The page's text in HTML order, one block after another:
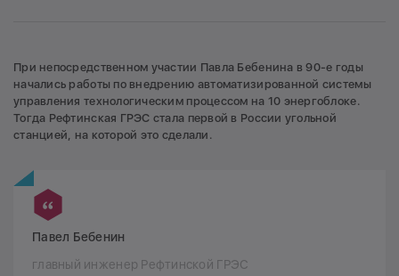
При непосредственном участии Павла Бебенина в 90-е годы
начались работы по внедрению автоматизированной системы
управления технологическим процессом на 10 энергоблоке.
Тогда Рефтинская ГРЭС стала первой в России угольной
станцией, на которой это сделали.
Павел Бебенин
главный инженер Рефтинской ГРЭС